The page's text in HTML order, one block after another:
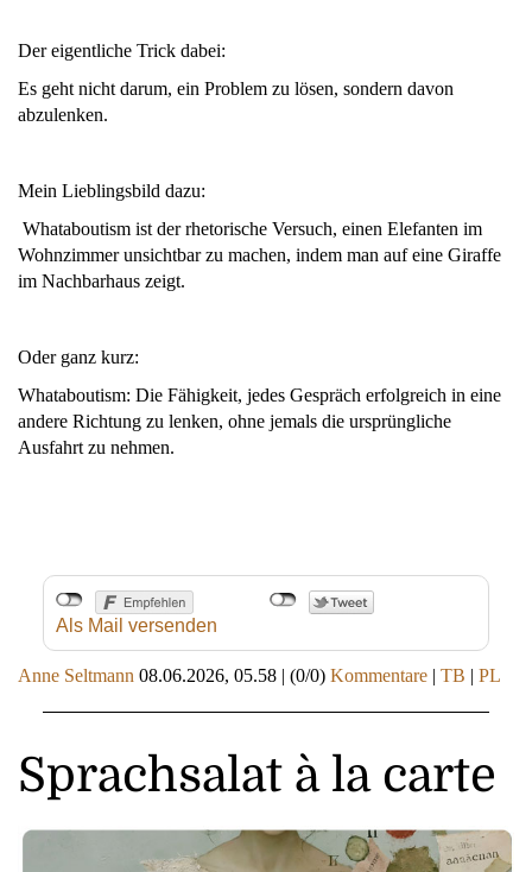
Der eigentliche Trick dabei:
Es geht nicht darum, ein Problem zu lösen, sondern davon
abzulenken.
Mein Lieblingsbild dazu:
Whataboutism ist der rhetorische Versuch, einen Elefanten im
Wohnzimmer unsichtbar zu machen, indem man auf eine Giraffe
im Nachbarhaus zeigt.
Oder ganz kurz:
Whataboutism: Die Fähigkeit, jedes Gespräch erfolgreich in eine
andere Richtung zu lenken, ohne jemals die ursprüngliche
Ausfahrt zu nehmen.
Als Mail versenden
Anne Seltmann 08.06.2026, 05.58 | (0/0) Kommentare | TB | PL
Sprachsalat à la carte